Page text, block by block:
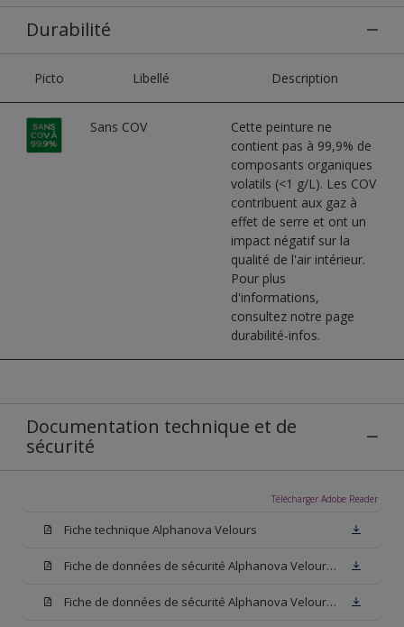
Durabilité
Picto Libellé Description
Sans COV
Cette peinture ne
contient pas à 99,9% de
composants organiques
volatils (<1 g/L). Les COV
contribuent aux gaz à
effet de serre et ont un
impact négatif sur la
qualité de l'air intérieur.
Pour plus
d'informations,
consultez notre page
durabilité-infos.
Documentation technique et de
sécurité
Télécharger Adobe Reader
Fiche technique Alphanova Velours
Fiche de données de sécurité Alphanova Velours Base W05
Fiche de données de sécurité Alphanova Velours Base M15